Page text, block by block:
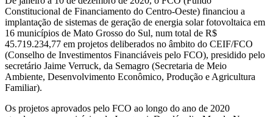
Constitucional de Financiamento do Centro-Oeste) financiou a
implantação de sistemas de geração de energia solar fotovoltaica em
16 municípios de Mato Grosso do Sul, num total de R$
45.719.234,77 em projetos deliberados no âmbito do CEIF/FCO
(Conselho de Investimentos Financiáveis pelo FCO), presidido pelo
secretário Jaime Verruck, da Semagro (Secretaria de Meio
Ambiente, Desenvolvimento Econômico, Produção e Agricultura
Familiar).
Os projetos aprovados pelo FCO ao longo do ano de 2020